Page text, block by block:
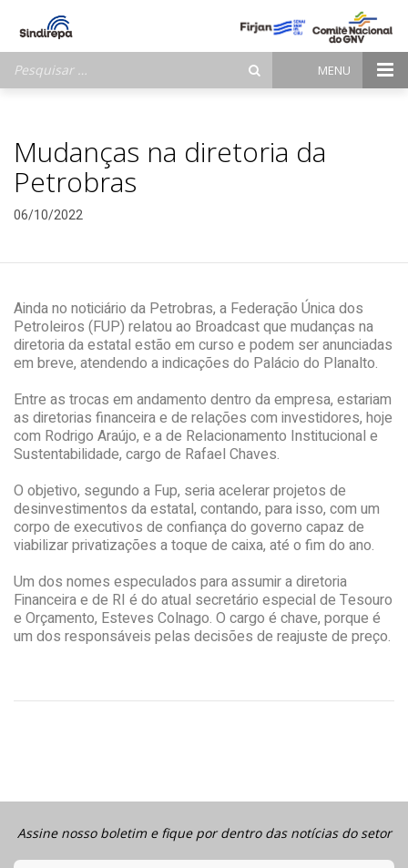
por:
MENU
Mudanças na diretoria da
Petrobras
06/10/2022
Ainda no noticiário da Petrobras, a Federação Única dos
Petroleiros (FUP) relatou ao Broadcast que mudanças na
diretoria da estatal estão em curso e podem ser anunciadas
em breve, atendendo a indicações do Palácio do Planalto.
Entre as trocas em andamento dentro da empresa, estariam
as diretorias financeira e de relações com investidores, hoje
com Rodrigo Araújo, e a de Relacionamento Institucional e
Sustentabilidade, cargo de Rafael Chaves.
O objetivo, segundo a Fup, seria acelerar projetos de
desinvestimentos da estatal, contando, para isso, com um
corpo de executivos de confiança do governo capaz de
viabilizar privatizações a toque de caixa, até o fim do ano.
Um dos nomes especulados para assumir a diretoria
Financeira e de RI é do atual secretário especial de Tesouro
e Orçamento, Esteves Colnago. O cargo é chave, porque é
um dos responsáveis pelas decisões de reajuste de preço.
Assine nosso boletim e fique por dentro das notícias do setor